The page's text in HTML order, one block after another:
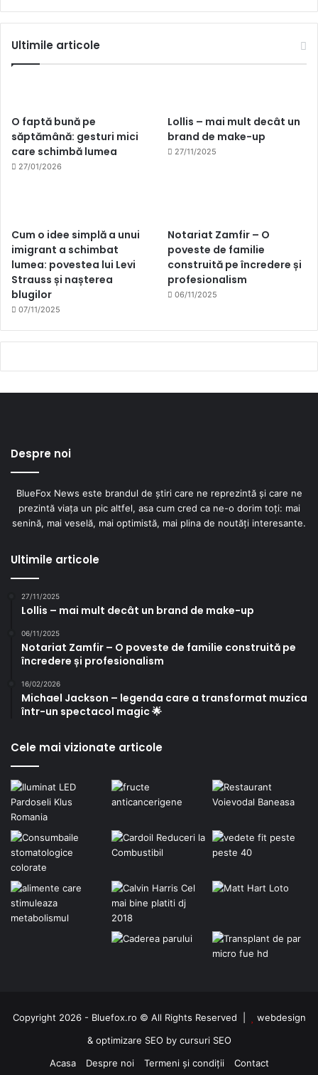
Ultimile articole
O faptă bună pe
săptămână: gesturi mici
care schimbă lumea
27/01/2026
Lollis – mai mult decât un
brand de make-up
27/11/2025
Cum o idee simplă a unui
imigrant a schimbat
lumea: povestea lui Levi
Strauss și nașterea
blugilor
07/11/2025
Notariat Zamfir – O
poveste de familie
construită pe încredere și
profesionalism
06/11/2025
Despre noi
BlueFox News este brandul de știri care ne reprezintă și care ne
prezintă viața un pic altfel, asa cum cred ca ne-o dorim toți: mai
senină, mai veselă, mai optimistă, mai plina de noutăți interesante.
Ultimile articole
27/11/2025
Lollis – mai mult decât un brand de make-up
06/11/2025
Notariat Zamfir – O poveste de familie construită pe
încredere și profesionalism
16/02/2026
Michael Jackson – legenda care a transformat muzica
într-un spectacol magic 🌟
Cele mai vizionate articole
Copyright 2026 - Bluefox.ro © All Rights Reserved |
webdesign
& optimizare SEO by cursuri SEO
Acasa
Despre noi Termeni și condiții Contact